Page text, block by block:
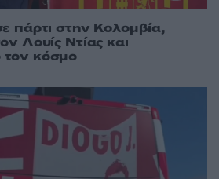
πάρτι στην Κολομβία,
Λουίς Ντίας και
κόσμο